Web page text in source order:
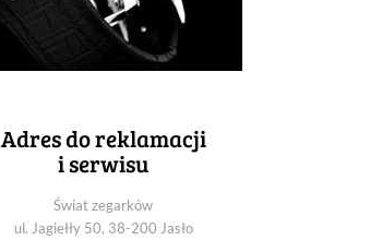
Adres do reklamacji
i serwisu
Świat zegarków
ul. Jagiełły 50, 38-200 Jasło